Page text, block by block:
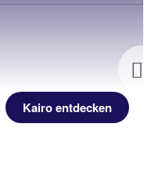
Kairo entdecken